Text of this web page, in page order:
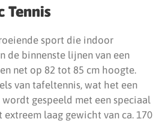
Tennis
sport die indoor
de binnenste lijnen van een
net op 82 tot 85 cm hoogte.
van tafeltennis, wat het een
gespeeld met een speciaal
laag gewicht van ca. 170